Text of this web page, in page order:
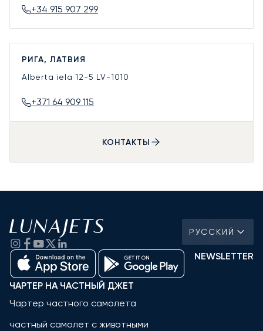
+34 915 907 299
РИГА, ЛАТВИЯ
Alberta iela 12-5 LV-1010
+371 64 909 115
КОНТАКТЫ
РУССКИЙ
NEWSLETTER
ЧАРТЕР НА ЧАСТНЫЙ ДЖЕТ
Чартер частного самолета
частный самолет с животными